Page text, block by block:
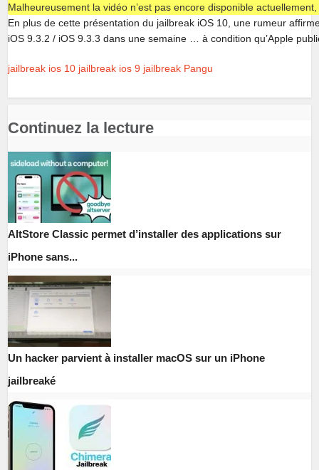
Malheureusement la vidéo n’est pas encore disponible
En plus de cette présentation du jailbreak iOS 10, une rumeur
iOS 9.3.2 / iOS 9.3.3 dans une semaine … à condition qu’Apple
jailbreak ios 10 jailbreak ios 9 jailbreak Pangu
Continuez la lecture
AltStore Classic permet d’installer des applications sur
iPhone sans...
Un hacker parvient à installer macOS sur un iPhone
jailbreaké